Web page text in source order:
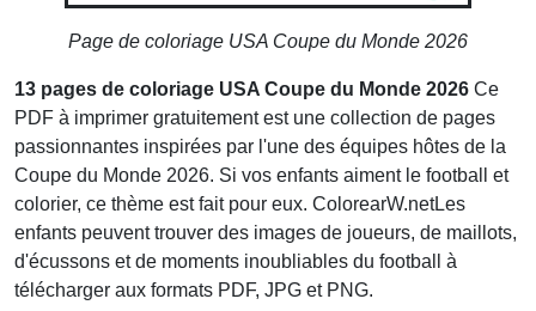
Page de coloriage USA Coupe du Monde 2026
13 pages de coloriage USA Coupe du Monde 2026 Ce
PDF à imprimer gratuitement est une collection de pages
passionnantes inspirées par l'une des équipes hôtes de la
Coupe du Monde 2026. Si vos enfants aiment le football et
colorier, ce thème est fait pour eux. ColorearW.netLes
enfants peuvent trouver des images de joueurs, de maillots,
d'écussons et de moments inoubliables du football à
télécharger aux formats PDF, JPG et PNG.